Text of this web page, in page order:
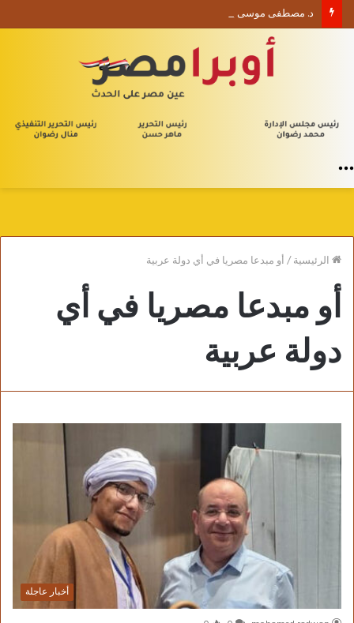
د. مصطفى موسى يكتب الأربعون الإدارية (1) من يلا إدارة
الرئيسية/أو مبدعا مصريا في أي دولة عربية
أو مبدعا مصريا في أي
دولة عربية
أخبار عاجلة